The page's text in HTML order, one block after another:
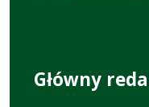
Główny